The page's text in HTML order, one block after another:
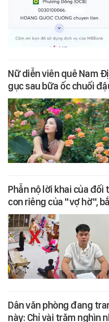
Nữ diễn viên quê Nam
gục sau bữa ốc chuối
Phẫn nộ lời khai của
con riêng của "vợ hờ",
Dân văn phòng đang
này: Chỉ vài trăm nghìn